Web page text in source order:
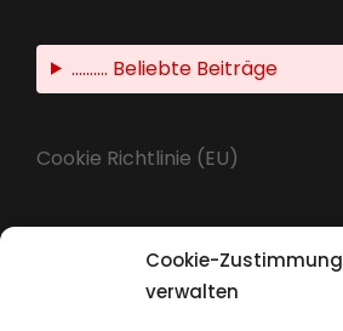
Cookie-Zustimmung
verwalten
.......... Beliebte Beiträge
Cookie Richtlinie (EU)